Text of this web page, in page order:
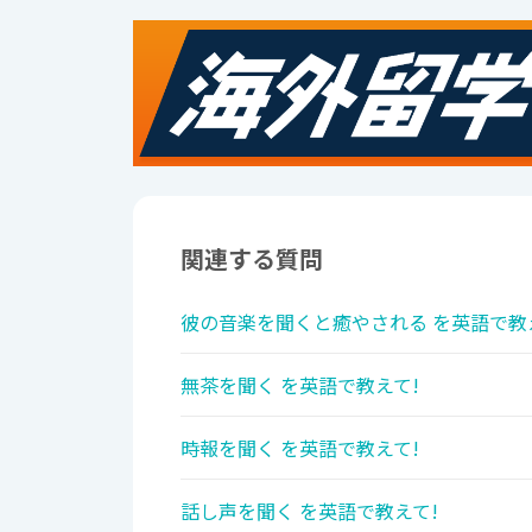
関連する質問
彼の音楽を聞くと癒やされる を英語で
無茶を聞く を英語で教えて!
時報を聞く を英語で教えて!
話し声を聞く を英語で教えて!